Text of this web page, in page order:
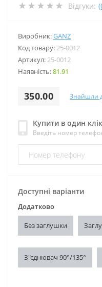
Відгуки:
Виробник:GANZ
Код товару:25-0012
Артикул:25-0012
Наявність:81.91
350.00 Знайшли
Купити в один клік
Введіть номер
Доступні варіанти
Додатково
Без заглушки
З"єднювач 90°/135°